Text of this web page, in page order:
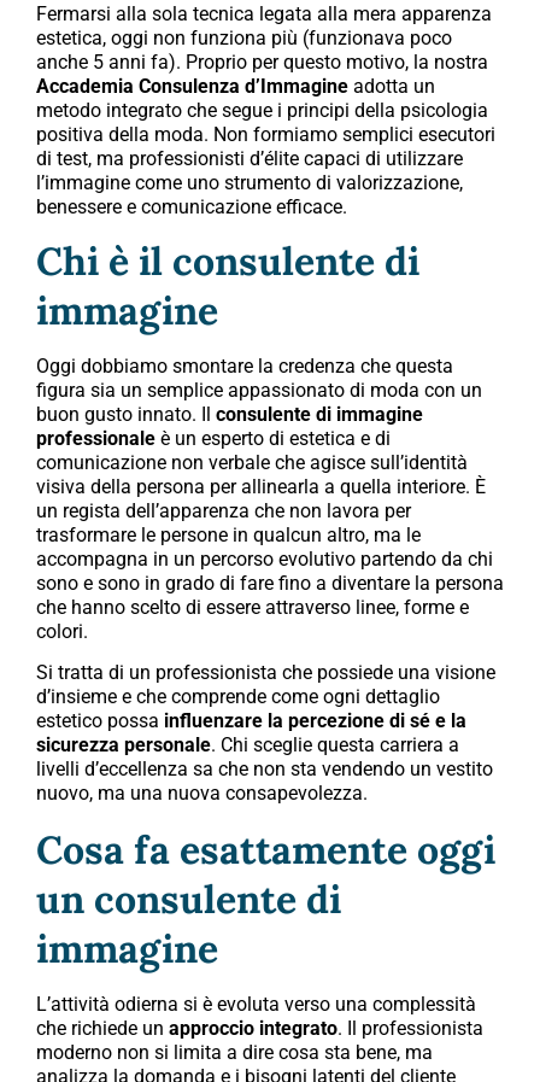
Fermarsi alla sola tecnica legata alla mera apparenza
estetica, oggi non funziona più (funzionava poco
anche 5 anni fa). Proprio per questo motivo, la nostra
Accademia Consulenza d’Immagine adotta un
metodo integrato che segue i principi della psicologia
positiva della moda. Non formiamo semplici esecutori
di test, ma professionisti d’élite capaci di utilizzare
l’immagine come uno strumento di valorizzazione,
benessere e comunicazione efficace.
Chi è il consulente di
immagine
Oggi dobbiamo smontare la credenza che questa
figura sia un semplice appassionato di moda con un
buon gusto innato. Il consulente di immagine
professionale è un esperto di estetica e di
comunicazione non verbale che agisce sull’identità
visiva della persona per allinearla a quella interiore. È
un regista dell’apparenza che non lavora per
trasformare le persone in qualcun altro, ma le
accompagna in un percorso evolutivo partendo da chi
sono e sono in grado di fare fino a diventare la persona
che hanno scelto di essere attraverso linee, forme e
colori.
Si tratta di un professionista che possiede una visione
d’insieme e che comprende come ogni dettaglio
estetico possa influenzare la percezione di sé e la
sicurezza personale. Chi sceglie questa carriera a
livelli d’eccellenza sa che non sta vendendo un vestito
nuovo, ma una nuova consapevolezza.
Cosa fa esattamente oggi
un consulente di
immagine
L’attività odierna si è evoluta verso una complessità
che richiede un approccio integrato. Il professionista
moderno non si limita a dire cosa sta bene, ma
analizza la domanda e i bisogni latenti del cliente